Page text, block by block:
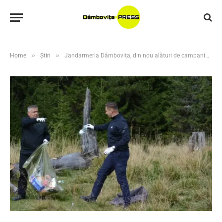
Home » Știri » Jandarmeria Dâmbovița, din nou alături de campania „Let’s Do It, Romania!”